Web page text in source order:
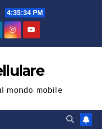
4:35:35 PM
mondo mobile